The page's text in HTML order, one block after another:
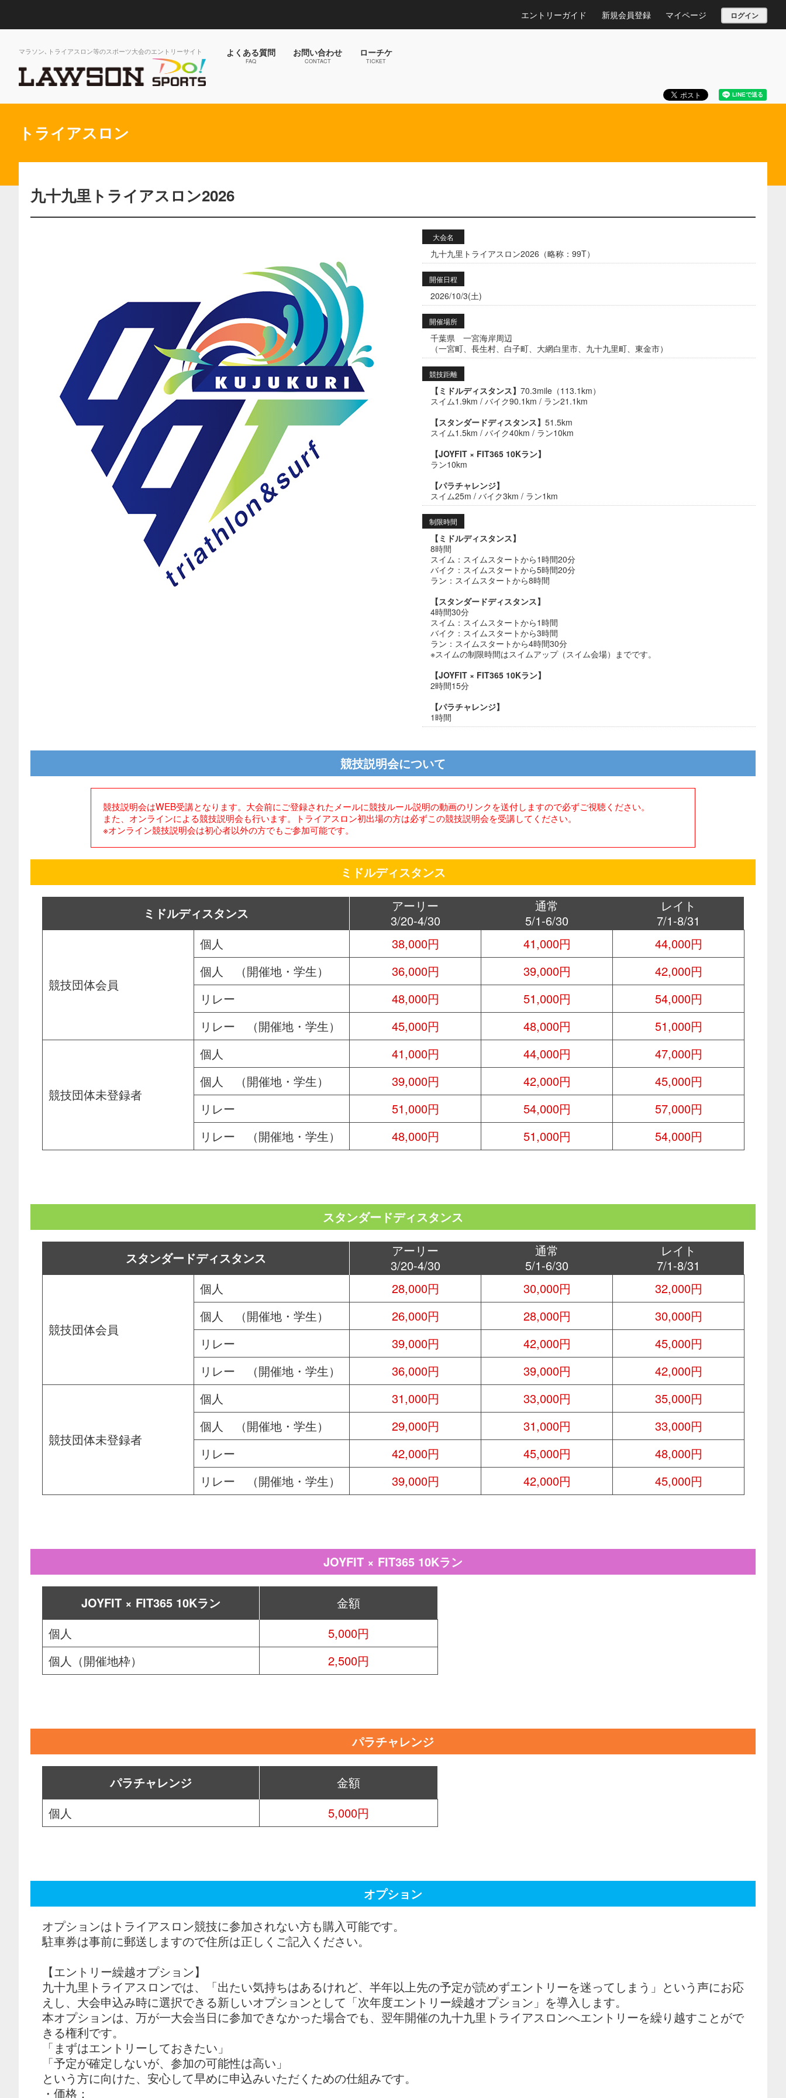
エントリーガイド 新規会員登録 マイページ ログイン
マラソン､トライアスロン等のスポーツ大会のエントリーサイト よくある質問
FAQ
お問い合わせ
CONTACT
ローチケ
TICKET
トライアスロン
九十九里トライアスロン2026
大会名
九十九里トライアスロン2026（略称：99T）
開催日程
2026/10/3(土)
開催場所
千葉県 一宮海岸周辺
（一宮町、長生村、白子町、大網白里市、九十九里町、東金市）
競技距離
【ミドルディスタンス】 70.3mile（113.1km）
スイム1.9km / バイク90.1km / ラン21.1km
【スタンダードディスタンス】 51.5km
スイム1.5km / バイク40km / ラン10km
【JOYFIT × FIT365 10Kラン】
ラン10km
【パラチャレンジ】
スイム25m / バイク3km / ラン1km
制限時間
【ミドルディスタンス】
8時間
スイム：スイムスタートから1時間20分
バイク：スイムスタートから5時間20分
ラン：スイムスタートから8時間
【スタンダードディスタンス】
4時間30分
スイム：スイムスタートから1時間
バイク：スイムスタートから3時間
ラン：スイムスタートから4時間30分
※スイムの制限時間はスイムアップ（スイム会場）までです。
【JOYFIT × FIT365 10Kラン】
2時間15分
【パラチャレンジ】
1時間
競技説明会について
競技説明会はWEB受講となります。大会前にご登録されたメールに競技ルール説明の動画のリンクを送付しますので必ずご視聴ください。
また、オンラインによる競技説明会も行います。トライアスロン初出場の方は必ずこの競技説明会を受講してください。
※オンライン競技説明会は初心者以外の方でもご参加可能です。
ミドルディスタンス
ミドルディスタンス
アーリー
3/20-4/30
通常
5/1-6/30
レイト
7/1-8/31
競技団体会員
個人 38,000円 41,000円
44,000円
個人 （開催地・学生）
36,000円 39,000円
42,000円
リレー
48,000円 51,000円
54,000円
リレー （開催地・学生）
45,000円 48,000円 51,000円
競技団体未登録者
個人 41,000円 44,000円
47,000円
個人 （開催地・学生）
39,000円 42,000円
45,000円
リレー
51,000円 54,000円
57,000円
リレー （開催地・学生）
48,000円 51,000円 54,000円
スタンダードディスタンス
スタンダードディスタンス
アーリー
3/20-4/30
通常
5/1-6/30
レイト
7/1-8/31
競技団体会員
個人 28,000円 30,000円
32,000円
個人 （開催地・学生）
26,000円 28,000円
30,000円
リレー
39,000円 42,000円
45,000円
リレー （開催地・学生）
36,000円 39,000円 42,000円
競技団体未登録者
個人 31,000円 33,000円
35,000円
個人 （開催地・学生）
29,000円 31,000円
33,000円
リレー
42,000円 45,000円
48,000円
リレー （開催地・学生）
39,000円 42,000円 45,000円
JOYFIT × FIT365 10Kラン
JOYFIT × FIT365 10Kラン
金額
個人
5,000円
個人（開催地枠）
2,500円
パラチャレンジ
パラチャレンジ
金額
個人
5,000円
オプション
オプションはトライアスロン競技に参加されない方も購入可能です。
駐車券は事前に郵送しますので住所は正しくご記入ください。
【エントリー繰越オプション】
九十九里トライアスロンでは、「出たい気持ちはあるけれど、半年以上先の予定が読めずエントリーを迷ってしまう」という声にお応
えし、大会申込み時に選択できる新しいオプションとして「次年度エントリー繰越オプション」を導入します。
本オプションは、万が一大会当日に参加できなかった場合でも、翌年開催の九十九里トライアスロンへエントリーを繰り越すことがで
きる権利です。
「まずはエントリーしておきたい」
「予定が確定しないが、参加の可能性は高い」
という方に向けた、安心して早めに申込みいただくための仕組みです。
・価格：